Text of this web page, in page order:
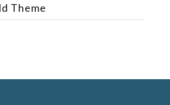
Theme